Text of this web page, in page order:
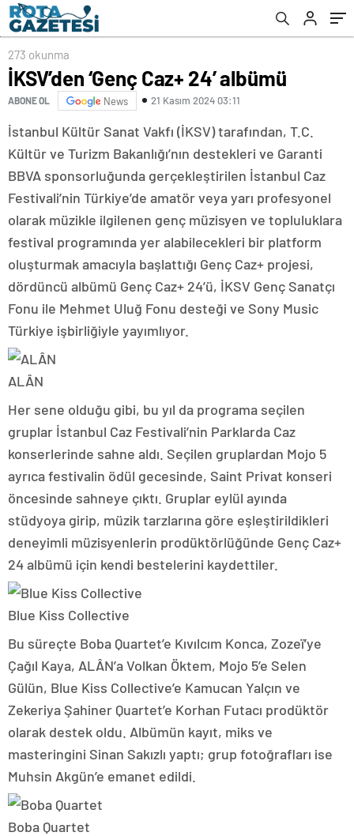
273 okunma
İKSV’den ‘Genç Caz+ 24’ albümü
ABONE OL News 21 Kasım 2024 03:11
İstanbul Kültür Sanat Vakfı (İKSV) tarafından, T.C.
Kültür ve Turizm Bakanlığı’nın destekleri ve Garanti
BBVA sponsorluğunda gerçekleştirilen İstanbul Caz
Festivali’nin Türkiye’de amatör veya yarı profesyonel
olarak müzikle ilgilenen genç müzisyen ve topluluklara
festival programında yer alabilecekleri bir platform
oluşturmak amacıyla başlattığı Genç Caz+ projesi,
dördüncü albümü Genç Caz+ 24’ü, İKSV Genç Sanatçı
Fonu ile Mehmet Uluğ Fonu desteği ve Sony Music
Türkiye işbirliğiyle yayımlıyor.
ALÂN
Her sene olduğu gibi, bu yıl da programa seçilen
gruplar İstanbul Caz Festivali’nin Parklarda Caz
konserlerinde sahne aldı. Seçilen gruplardan Mojo 5
ayrıca festivalin ödül gecesinde, Saint Privat konseri
öncesinde sahneye çıktı. Gruplar eylül ayında
stüdyoya girip, müzik tarzlarına göre eşleştirildikleri
deneyimli müzisyenlerin prodüktörlüğünde Genç Caz+
24 albümü için kendi bestelerini kaydettiler.
Blue Kiss Collective
Bu süreçte Boba Quartet’e Kıvılcım Konca, Zozeï’ye
Çağıl Kaya, ALÂN’a Volkan Öktem, Mojo 5’e Selen
Gülün, Blue Kiss Collective’e Kamucan Yalçın ve
Zekeriya Şahiner Quartet’e Korhan Futacı prodüktör
olarak destek oldu. Albümün kayıt, miks ve
masteringini Sinan Sakızlı yaptı; grup fotoğrafları ise
Muhsin Akgün’e emanet edildi.
Boba Quartet